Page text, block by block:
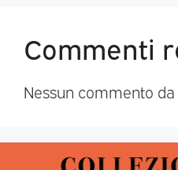
Commenti
Nessun commento